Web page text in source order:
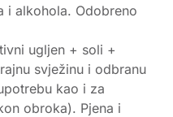
i alkohola. Odobreno
ugljen + soli +
svježinu i odbranu
kao i za
obroka). Pjena i